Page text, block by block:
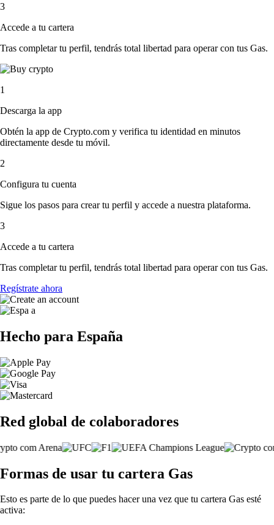
3
Accede a tu cartera
Tras completar tu perfil, tendrás total libertad para operar con tus Gas.
1
Descarga la app
Obtén la app de Crypto.com y verifica tu identidad en minutos
directamente desde tu móvil.
2
Configura tu cuenta
Sigue los pasos para crear tu perfil y accede a nuestra plataforma.
3
Accede a tu cartera
Tras completar tu perfil, tendrás total libertad para operar con tus Gas.
Regístrate ahora
Hecho para España
Red global de colaboradores
Formas de usar tu cartera Gas
Esto es parte de lo que puedes hacer una vez que tu cartera Gas esté
activa: